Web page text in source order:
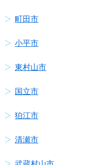
町田市
小平市
東村山市
国立市
狛江市
清瀬市